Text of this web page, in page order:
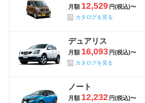
月額 12,529 円(税込)〜
カタログを見る
デュアリス
月額 16,093 円(税込)〜
カタログを見る
ノート
月額 12,232 円(税込)〜